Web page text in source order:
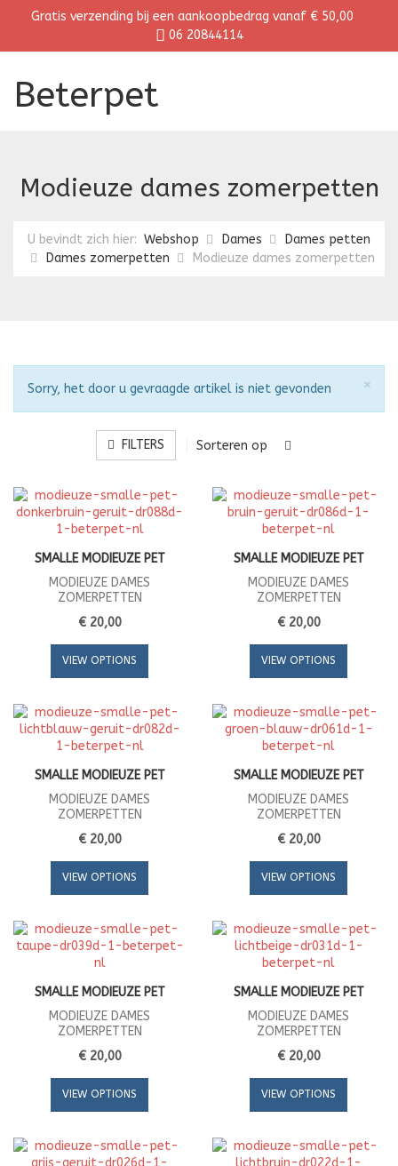
Gratis verzending bij een aankoopbedrag vanaf € 50,00
06 20844114
Beterpet
Modieuze dames zomerpetten
U bevindt zich hier: Webshop Dames
Dames petten
Dames zomerpetten
Modieuze dames zomerpetten
×
Attentie
Sorry, het door u gevraagde artikel is niet gevonden
FILTERS Sorteren op
SMALLE MODIEUZE PET
MODIEUZE DAMES
ZOMERPETTEN
€ 20,00
VIEW OPTIONS
SMALLE MODIEUZE PET
MODIEUZE DAMES
ZOMERPETTEN
€ 20,00
VIEW OPTIONS
SMALLE MODIEUZE PET
MODIEUZE DAMES
ZOMERPETTEN
€ 20,00
VIEW OPTIONS
SMALLE MODIEUZE PET
MODIEUZE DAMES
ZOMERPETTEN
€ 20,00
VIEW OPTIONS
SMALLE MODIEUZE PET
MODIEUZE DAMES
ZOMERPETTEN
€ 20,00
VIEW OPTIONS
SMALLE MODIEUZE PET
MODIEUZE DAMES
ZOMERPETTEN
€ 20,00
VIEW OPTIONS